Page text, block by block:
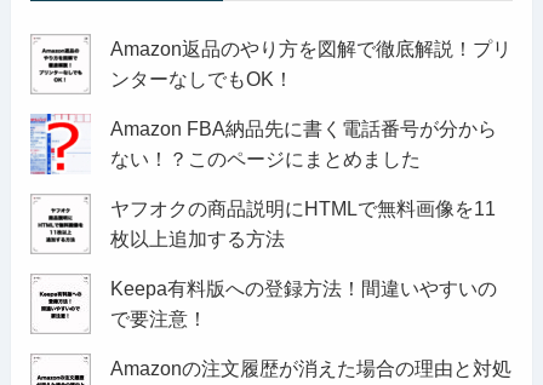
Amazon返品のやり方を図解で徹底解説！プリ
ンターなしでもOK！
Amazon FBA納品先に書く電話番号が分から
ない！？このページにまとめました
ヤフオクの商品説明にHTMLで無料画像を11
枚以上追加する方法
Keepa有料版への登録方法！間違いやすいの
で要注意！
Amazonの注文履歴が消えた場合の理由と対処